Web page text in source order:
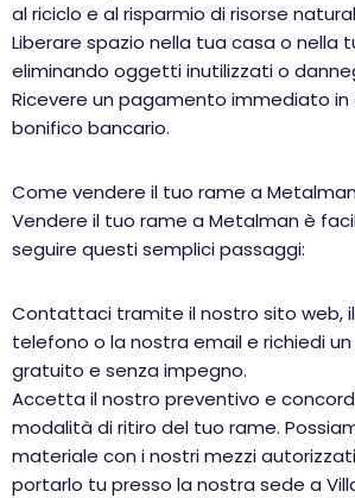
al riciclo e al risparmio di risorse
Liberare spazio nella tua casa o nella
eliminando oggetti inutilizzati o
Ricevere un pagamento immediato
bonifico bancario.
Come vendere il tuo rame a
Vendere il tuo rame a Metalman è
seguire questi semplici passaggi:
Contattaci tramite il nostro sito web,
telefono o la nostra email e richiedi
gratuito e senza impegno.
Accetta il nostro preventivo e
modalità di ritiro del tuo rame.
materiale con i nostri mezzi
portarlo tu presso la nostra sede a